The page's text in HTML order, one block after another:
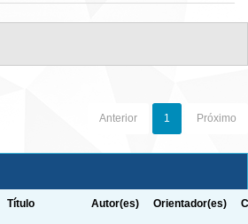
Anterior 1 Próximo
Título Autor(es) Orientador(es)